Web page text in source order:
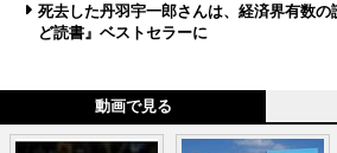
死去した丹羽宇一郎さんは、経済界有数
ど読書』ベストセラーに
動画で見る